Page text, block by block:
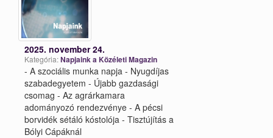
2025. november 24.
Kategória:Napjaink a Közéleti Magazin
- A szociális munka napja - Nyugdíjas
szabadegyetem - Újabb gazdasági
csomag - Az agrárkamara
adományozó rendezvénye - A pécsi
borvidék sétáló kóstolója - Tisztújítás a
Bólyi Cápáknál